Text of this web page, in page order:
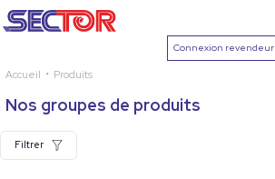
Connexion revendeur
Accueil Produits
Nos groupes de produits
Filtrer